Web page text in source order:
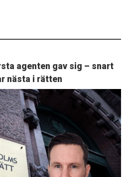
agenten gav sig – snart
nästa i rätten